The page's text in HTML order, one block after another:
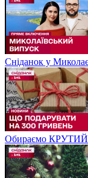
Сніданок у
Обираємо КРУТИЙ